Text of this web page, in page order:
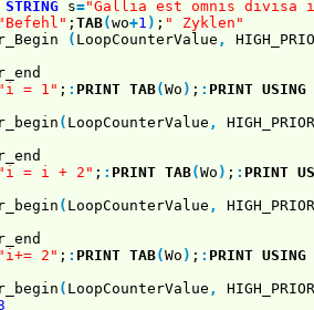
STRING s="Gallia est omnis divisa
"Befehl" ; TAB(wo+1 ) ; " Zyklen"
( LoopCounterValue ,
"i = 1" ; : PRINT TAB(Wo ) ; : PRINT USING
( LoopCounterValue ,
"i = i + 2" ; : PRINT TAB(Wo ) ; : PRINT
( LoopCounterValue ,
"i+= 2" ; : PRINT TAB(Wo ) ; : PRINT USING
( LoopCounterValue ,